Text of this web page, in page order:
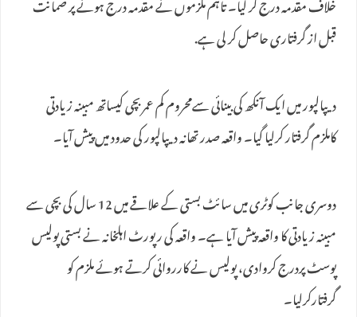
خلاف مقدمہ درج کر لیا۔ تاہم ملزموں نے مقدمہ درج ہونے پر ضمانت
قبل از گرفتاری حاصل کر لی ہے.
دیپالپور میں ایک آنکھ کی بینائی سےمحروم کم عمربچی کیساتھ مبینہ زیادتی
کاملزم گرفتار کرلیا گیا۔ واقعہ صدر تھانہ دیپالپور کی حدود میں پیش آیا۔
دوسری جانب کوٹری میں سائٹ بستی کے علاقے میں 12 سال کی بچی سے
مبینہ زیادتی کا واقعہ پیش آیا ہے۔ واقعہ کی رپورٹ اہلخانہ نے بستی پولیس
پوسٹ پردرج کروادی، پولیس نے کارروائی کرتے ہوئے ملزم کو
گرفتارکرلیا۔